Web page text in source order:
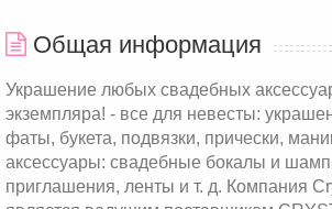
Общая информация
Украшение любых свадебных
экземпляра! - все для невесты:
фаты, букета, подвязки, прически,
аксессуары: свадебные бокалы и
приглашения, ленты и т. д. Компания